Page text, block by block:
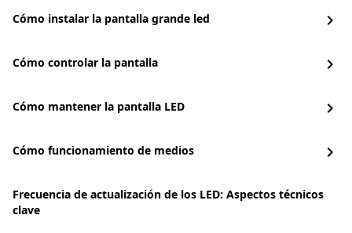
Cómo instalar la pantalla grande led chevron_right
Cómo controlar la pantalla chevron_right
Cómo mantener la pantalla LED chevron_right
Cómo funcionamiento de medios chevron_right
Frecuencia de actualización de los LED: Aspectos técnicos
clave